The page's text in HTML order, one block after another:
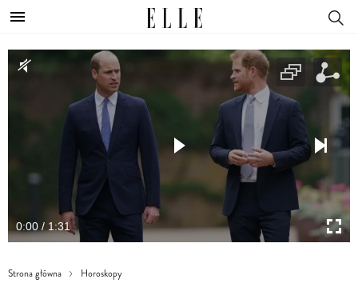
0:00 / 1:31
Strona główna Horoskopy